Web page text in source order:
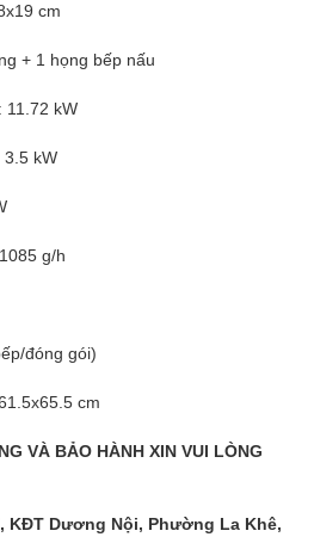
cm
+ 1 họng bếp nấu
11.72 kW
3.5 kW
g/h
đóng gói)
cm
VÀ BẢO HÀNH XIN VUI LÒNG
KĐT Dương Nội, Phường La Khê,